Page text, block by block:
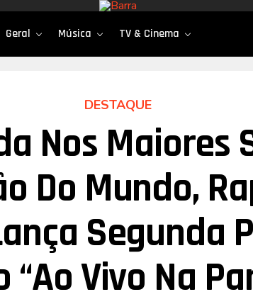
Geral Música TV & Cinema
DESTAQUE
Nos Maiores
Do Mundo,
Segunda
“Ao Vivo Na